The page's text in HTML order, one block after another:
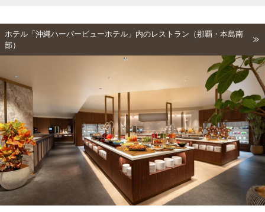
ホテル「沖縄ハーバービューホテル」内のレストラン（那覇・本島南
部）